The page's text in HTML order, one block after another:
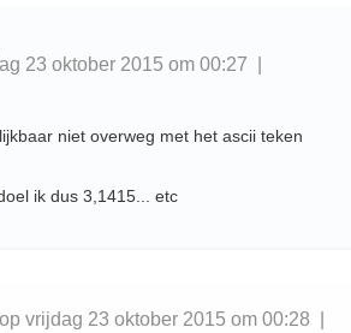
23 oktober 2015 om 00:27 |
niet overweg met het ascii teken
ik dus 3,1415... etc
vrijdag 23 oktober 2015 om 00:28 |